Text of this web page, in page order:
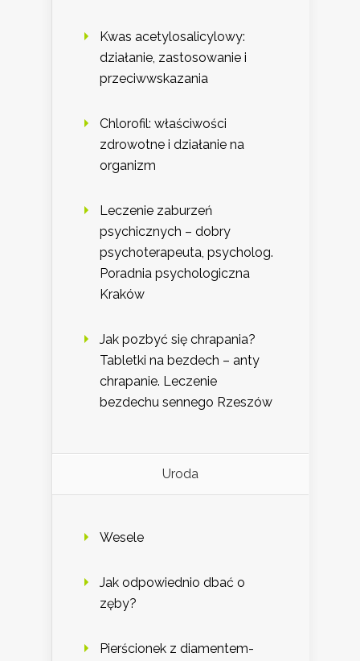
Kwas acetylosalicylowy:
działanie, zastosowanie i
przeciwwskazania
Chlorofil: właściwości
zdrowotne i działanie na
organizm
Leczenie zaburzeń
psychicznych – dobry
psychoterapeuta, psycholog.
Poradnia psychologiczna
Kraków
Jak pozbyć się chrapania?
Tabletki na bezdech – anty
chrapanie. Leczenie
bezdechu sennego Rzeszów
Uroda
Wesele
Jak odpowiednio dbać o
zęby?
Pierścionek z diamentem-